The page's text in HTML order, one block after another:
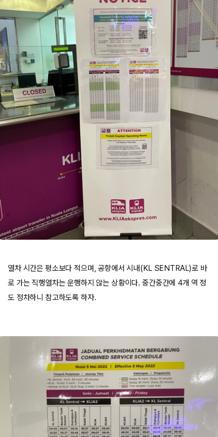
열차 시간은 평소보다 적으며, 공항에서 시내(KL SENTRAL)로 바
로 가는 직행열차는 운행하지 않는 상황이다. 중간중간에 4개 역 정
도 정차하니 참고하도록 하자.